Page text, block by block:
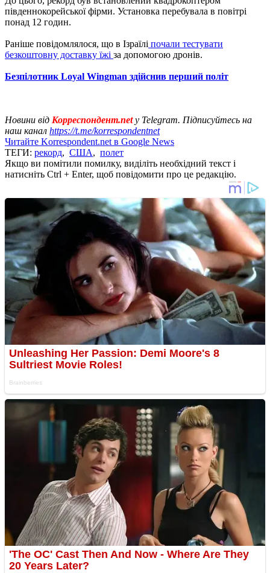
південнокорейської фірми. Установка перебувала в повітрі
понад 12 годин.
Раніше повідомлялося, що в Ізраїлі почали тестувати
безкоштовну доставку їжі за допомогою дронів.
Безпілотник Loyal Wingman здійснив перший політ
Новини від Корреспондент.netу Telegram. Підписуйтесь на
наш канал https://t.me/korrespondentnet
Читайте Korrespondent.net в Google News
ТЕГИ: рекорд, США, полет
Якщо ви помітили помилку, виділіть необхідний текст і
натисніть Ctrl + Enter, щоб повідомити про це редакцію.